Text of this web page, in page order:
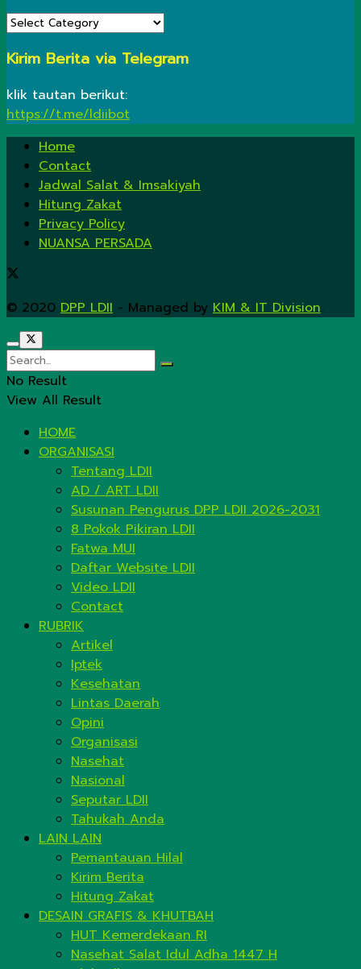
KATEGORI
Kirim Berita via Telegram
klik tautan berikut:
https://t.me/ldiibot
Home
Contact
Jadwal Salat & Imsakiyah
Hitung Zakat
Privacy Policy
NUANSA PERSADA
© 2020 DPP LDII - Managed by KIM & IT Division.
No Result
View All Result
HOME
ORGANISASI
Tentang LDII
AD / ART LDII
Susunan Pengurus DPP LDII 2026-2031
8 Pokok Pikiran LDII
Fatwa MUI
Daftar Website LDII
Video LDII
Contact
RUBRIK
Artikel
Iptek
Kesehatan
Lintas Daerah
Opini
Organisasi
Nasehat
Nasional
Seputar LDII
Tahukah Anda
LAIN LAIN
Pemantauan Hilal
Kirim Berita
Hitung Zakat
DESAIN GRAFIS & KHUTBAH
HUT Kemerdekaan RI
Nasehat Salat Idul Adha 1447 H